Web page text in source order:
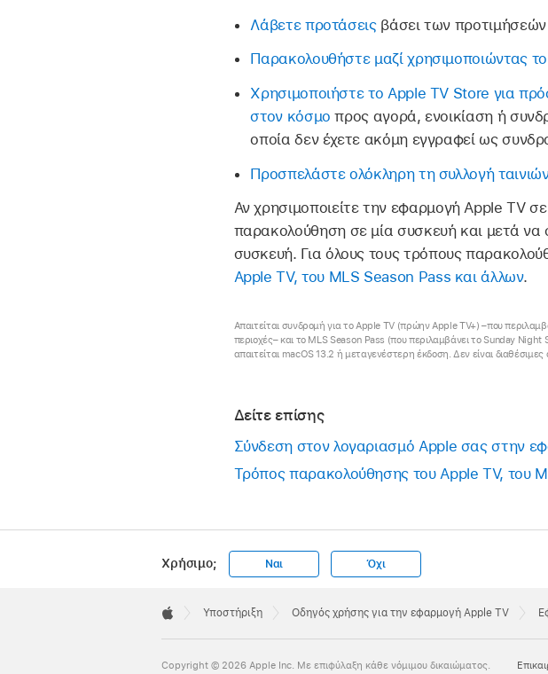
Λάβετε προτάσειςβάσει των προτιμήσεών
Παρακολουθήστε μαζί χρησιμοποιώντας
Χρησιμοποιήστε το Apple TV Store για
στον κόσμο προς αγορά, ενοικίαση ή
οποία δεν έχετε ακόμη εγγραφεί ως
Προσπελάστε ολόκληρη τη συλλογή
Αν χρησιμοποιείτε την εφαρμογή Apple TV
παρακολούθηση σε μία συσκευή και μετά να
συσκευή. Για όλους τους τρόπους
Apple TV, του MLS Season Pass και άλλων.
Απαιτείται συνδρομή για το Apple TV (πρώην Apple TV+) –που
περιοχές– και το MLS Season Pass (που περιλαμβάνει το Sunday
απαιτείται macOS 13.2 ή μεταγενέστερη έκδοση. Δεν είναι
Δείτε επίσης
Σύνδεση στον λογαριασμό Apple σας στην
Τρόπος παρακολούθησης του Apple TV, του
Χρήσιμο; Ναι Όχι
Footer

Υποστήριξη Οδηγός χρήσης για την εφαρμογή Apple TV
Copyright © 2026 Apple Inc. Με επιφύλαξη κάθε νόμιμου δικαιώματος.